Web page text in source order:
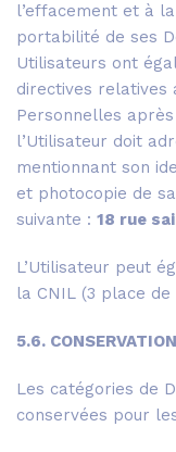
l’effacement et à
portabilité de ses
Utilisateurs ont
directives relatives
Personnelles
l’Utilisateur doit
mentionnant son
et photocopie de
suivante : 18 rue
L’Utilisateur peut
la CNIL (3 place de
5.6.
Les catégories de
conservées pour